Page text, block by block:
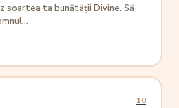
soartea ta bunătății Divine. Să
10